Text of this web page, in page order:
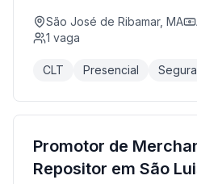
São José de Ribamar, MA
1 vaga
CLT Presencial
Promotor de
Repositor em São